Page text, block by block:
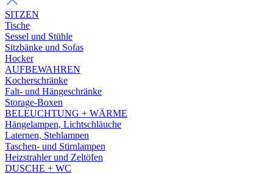
SITZEN
Tische
Sessel und Stühle
Sitzbänke und Sofas
Hocker
AUFBEWAHREN
Kocherschränke
Falt- und Hängeschränke
Storage-Boxen
BELEUCHTUNG + WÄRME
Hängelampen, Lichtschläuche
Laternen, Stehlampen
Taschen- und Stirnlampen
Heizstrahler und Zeltöfen
DUSCHE + WC